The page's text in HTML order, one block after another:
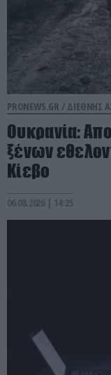
PRONEWS.GR / ΔΙΕΘΝΗΣ
Ουκρανία:
ξένων
Κίεβο
06.08.2026 | 14:25